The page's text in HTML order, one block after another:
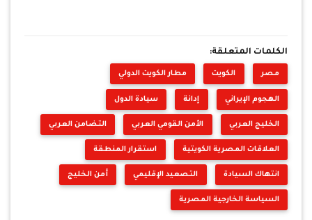
الكلمات المتعلقة:
مصر الكويت مطار الكويت الدولي
الهجوم الإيراني إدانة سيادة الدول
الخليج العربي الأمن القومي العربي التضامن العربي
العلاقات المصرية الكويتية استقرار المنطقة
انتهاك السيادة التصعيد الإقليمي أمن الخليج
السياسة الخارجية المصرية